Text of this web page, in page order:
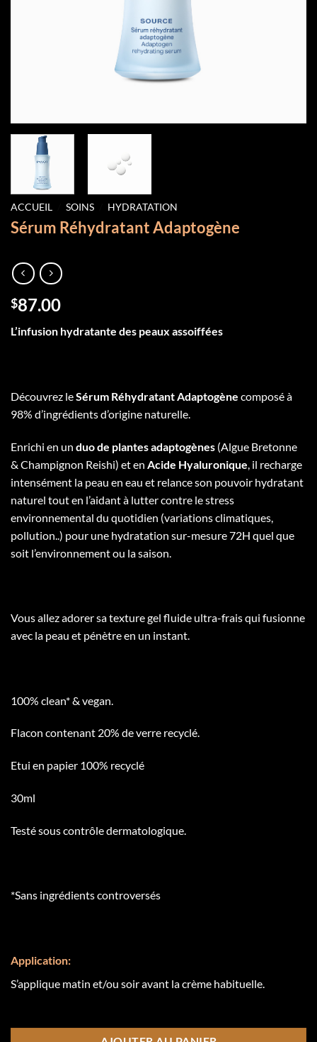
ACCUEIL SOINS HYDRATATION
Sérum Réhydratant Adaptogène
$87.00
L’infusion hydratante des peaux assoiffées
Découvrez leSérum Réhydratant Adaptogène composé à
98% d’ingrédients d’origine naturelle.
Enrichi en un duo de plantes adaptogènes (Algue Bretonne
& Champignon Reishi) et en Acide Hyaluronique , il recharge
intensément la peau en eau et relance son pouvoir hydratant
naturel tout en l’aidant à lutter contre le stress
environnemental du quotidien (variations climatiques,
pollution..) pour une hydratation sur-mesure 72H quel que
soit l’environnement ou la saison.
Vous allez adorer sa texture gel fluide ultra-frais qui fusionne
avec la peau et pénètre en un instant.
100% clean* & vegan.
Flacon contenant 20% de verre recyclé.
Etui en papier 100% recyclé
30ml
Testé sous contrôle dermatologique.
*Sans ingrédients controversés
Application:
S’applique matin et/ou soir avant la crème habituelle.